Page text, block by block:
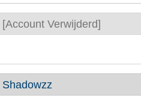
[Account Verwijderd]
Shadowzz